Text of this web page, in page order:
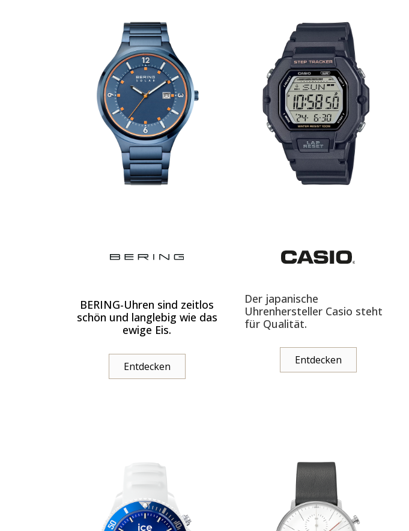
BERING-Uhren sind zeitlos
schön und langlebig wie das
ewige Eis.
Entdecken
Der japanische
Uhrenhersteller Casio steht
für Qualität.
Entdecken